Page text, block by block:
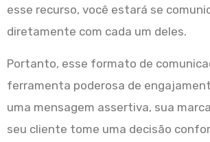
esse recurso, você estará se
diretamente com cada um deles.
Portanto, esse formato de
ferramenta poderosa de
uma mensagem assertiva, sua
seu cliente tome uma decisão